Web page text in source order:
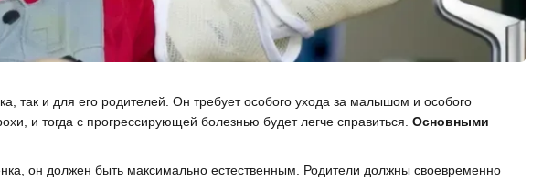
так и для его родителей. Он требует особого ухода за малышом и особого
и тогда с прогрессирующей болезнью будет легче справиться. Основными
он должен быть максимально естественным. Родители должны своевременно